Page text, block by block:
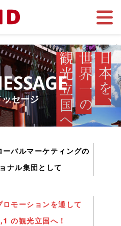
セージ
バルマーケティングの
ナル集団として
モーションを通して
の観光立国へ！